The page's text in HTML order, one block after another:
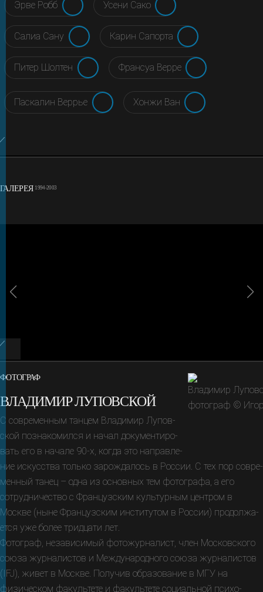
Эрве Робб Усени Сако
Салиа Сану Карин Сапорта
Питер Шолтен Франсуа Верре
Паскалин Веррье Хонжи Ван
ГАЛЕРЕЯ 1994-2003
ФОТОГРАФ
ВЛАДИМИР ЛУПОВСКОЙ
С современным танцем Владимир Лупов­
ской познако­мил­ся и начал доку­менти­ро­
вать его в начале 90-х, когда это направ­ле­
ние искус­ства только зарожда­лось в России. С тех пор совре­
мен­ный танец – одна из основ­ных тем фотографа, а его
сотруд­ни­че­ство с Француз­ским культур­ным цен­тром в
Москве (ныне Фран­цуз­ским инсти­ту­том в России) продол­жа­
ется уже более тридцати лет.
Фотограф, независимый фото­журна­лист, член Москов­ского
союза журна­лис­тов и Между­народ­ного союза журна­лис­тов
(IFJ), живет в Москве. Получив образова­ние в МГУ на
физичес­ком факуль­тете и факуль­тете соци­аль­ной психо­